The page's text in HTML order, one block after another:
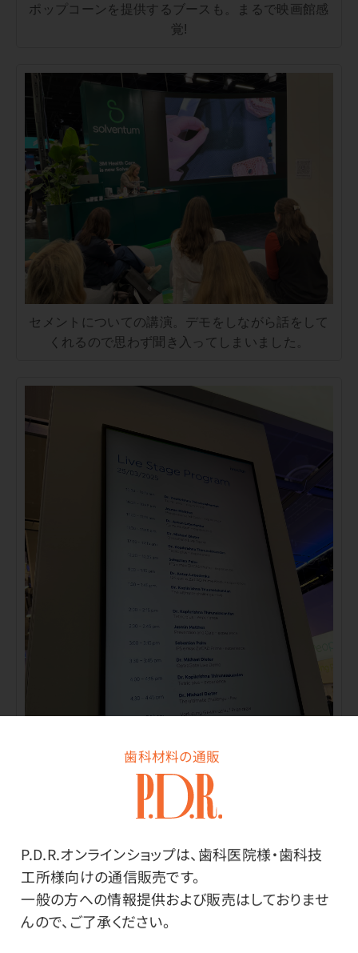
歯科材料の通販
P.D.R.オンラインショップは、歯科医院様・歯科技
工所様向けの通信販売です。
一般の方への情報提供および販売はしておりませ
んので、ご了承ください。
ポップコーンを提供するブースも。まるで映画館感
覚!
セメントについての講演。デモをしながら話をして
くれるので思わず聞き入ってしまいました。
とあるブースの講演スケジュール。こんなに何回も